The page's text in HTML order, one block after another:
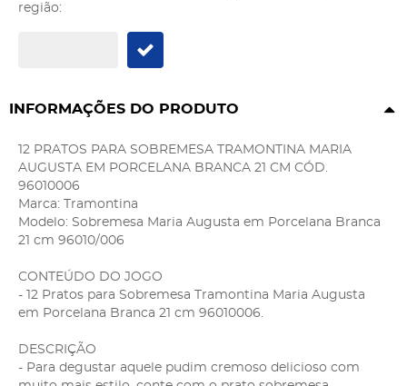
região:
INFORMAÇÕES DO PRODUTO
12 PRATOS PARA SOBREMESA TRAMONTINA MARIA
AUGUSTA EM PORCELANA BRANCA 21 CM CÓD.
96010006
Marca: Tramontina
Modelo: Sobremesa Maria Augusta em Porcelana Branca
21 cm 96010/006
CONTEÚDO DO JOGO
- 12 Pratos para Sobremesa Tramontina Maria Augusta
em Porcelana Branca 21 cm 96010006.
DESCRIÇÃO
- Para degustar aquele pudim cremoso delicioso com